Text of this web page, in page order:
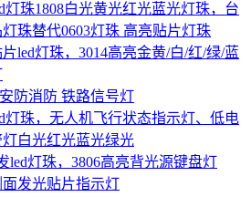
灯珠1808白光黄光红光蓝光灯珠，台
珠替代0603灯珠 高亮贴片灯珠
片led灯珠，3014高亮金黄/白/红/绿/蓝
防消防 铁路信号灯
灯珠，无人机飞行状态指示灯、低电
灯白光红光蓝光绿光
led灯珠，3806高亮背光源键盘灯
发光贴片指示灯